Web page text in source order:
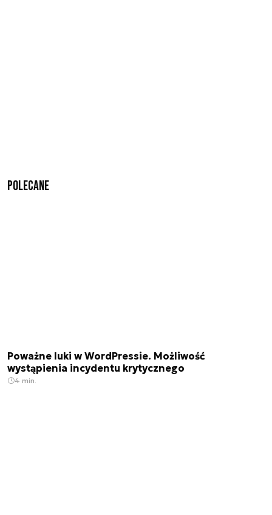
Polecane
Poważne luki w WordPressie. Możliwość
wystąpienia incydentu krytycznego
4 min.